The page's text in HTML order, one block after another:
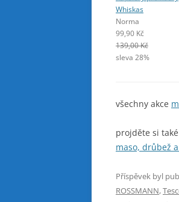
Whiskas
Norma
99,90 Kč
139,00 Kč
sleva 28%
všechny akce
projděte si
maso, drůbež
Příspěvek byl
ROSSMANN,